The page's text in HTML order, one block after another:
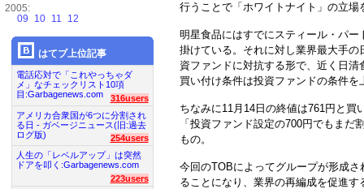
行うことで「ホワイトナイト」の立場
明星食品にはすでにスティール・パ
掛けている。それに対し業界最大手
資ファンドに対抗する形で、近く日
買い付け条件は投資ファンドの条件
ちなみに11月14日の終値は761円と買
「投資ファンド設定の700円でもま
もの。
今回のTOBによってグループが形成
ることになり、業界の再編成を促進
2005:
09
10 11 12
はてブ上位記事
電話応対で「これやっちゃダ
メ」なチェックリスト10項
目:Garbagenews.com
316users
アメリカ合衆国が6つに分割され
る日 - ガベージニュース(旧:過去
ログ版)
254users
人生の「レベルアップ」は突然
ドアを叩く:Garbagenews.com
223users